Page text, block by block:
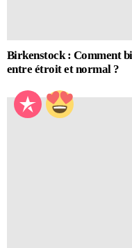
Birkenstock : Comment
entre étroit et normal ?